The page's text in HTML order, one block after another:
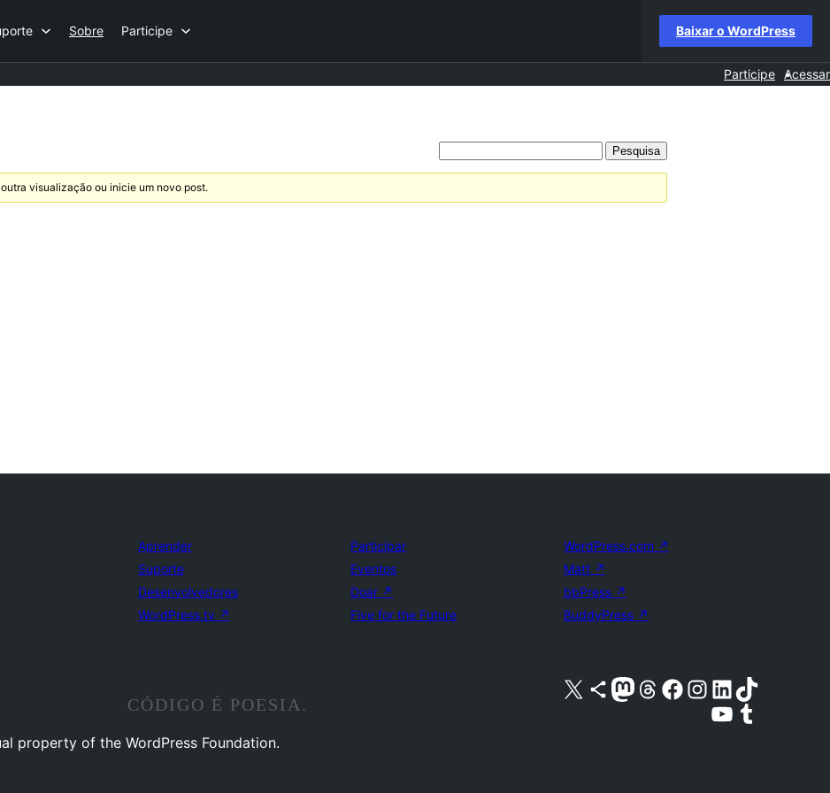
Sobre Participe Baixar o WordPress
Participe Acessar
visualização ou inicie um novo post.
Aprender
Suporte
Desenvolvedores
WordPress.tv ↗
Participar
Eventos
Doar ↗
Five for the Future
WordPress.com ↗
Matt ↗
bbPress ↗
BuddyPress ↗
Acessar nossa conta do X (antigo Twitter)
Acessar nossa conta do Bluesky
Acessar nossa conta do Mastodon
Acessar nossa conta do Threads
Acessar nossa página do Facebook
Acessar nossa conta do Instagram
Acessar nossa conta do LinkedIn
Acessar nossa conta do TikTok
Acessar nosso canal do YouTube
Acessar nossa conta no Tumblr
CÓDIGO É POESIA.
property of the WordPress Foundation.